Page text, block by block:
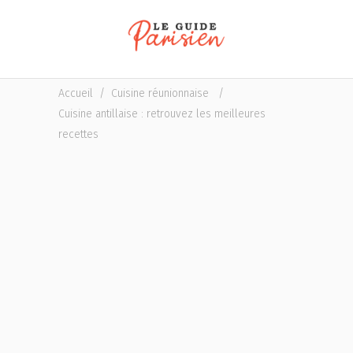
Accueil / Cuisine réunionnaise
/
Cuisine antillaise : retrouvez les meilleures
recettes